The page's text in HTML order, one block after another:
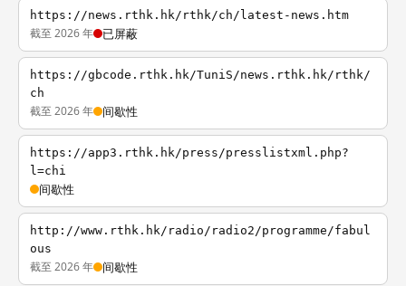
https://news.rthk.hk/rthk/ch/latest-news.htm
截至 2026 年 已屏蔽
https://gbcode.rthk.hk/TuniS/news.rthk.hk/rthk/
ch
截至 2026 年 间歇性
https://app3.rthk.hk/press/presslistxml.php?
l=chi
间歇性
http://www.rthk.hk/radio/radio2/programme/fabul
ous
截至 2026 年 间歇性